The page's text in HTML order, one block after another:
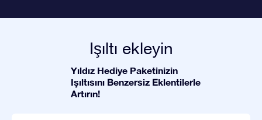
Işıltı ekleyin
Yıldız Hediye Paketinizin
Işıltısını Benzersiz Eklentilerle
Artırın!